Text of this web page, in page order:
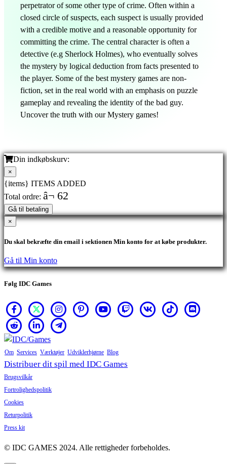
perpetrator of some other type of crime. Often within a
closed circle of suspects, each suspect is usually provided
with a credible motive and a reasonable opportunity for
committing the crime. The central character is often a
detective (e.g Sherlock Holmes), who eventually solves
the mystery by logical deduction from facts presented to
the player. Some of the best mystery games are non-
fiction, set in the real world with an emphasis on puzzle
gameplay and revealing the identity of the bad guy.
Uncover the truth with our Mystery games!
Din indkøbskurv:
×
{items} ITEMS ADDED
Total ordre: â¬ 62
Gå til betaling
×
Du skal bekræfte din email i sektionen Min konto for at købe produkter.
Gå til Min konto
Følg IDC Games
Om Services Værktøjer Udviklerhjørne Blog
Distribuer dit spil med IDC Games
Brugsvilkår
Fortrolighedspolitik
Cookies
Returpolitik
Press kit
© IDC GAMES 2024. Alle rettigheder forbeholdes.